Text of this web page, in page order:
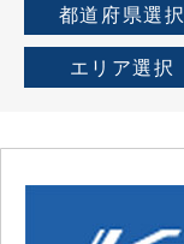
都道府県選択
エリア選択